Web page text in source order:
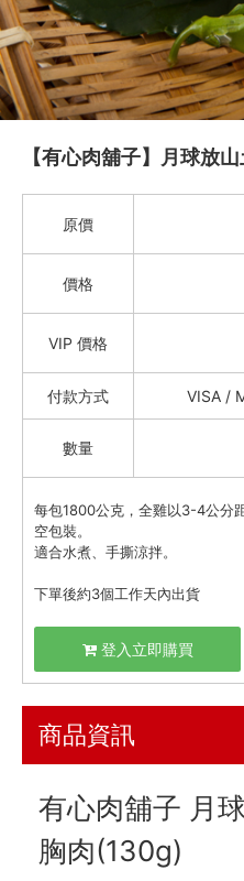
熟食 / 小吃 / 鮑魚罐
喝湯吃火鍋
久原本家 茅乃舎
冬鄉小廚
Green&Safe 火鍋高湯 / 火
小川漁屋
礦泉水 / 氣泡水
農產 / 乾貨
油鹽醬醋
頂級美食
餐廚好朋友
生活美學
🇯🇵 日本專區
最新飯團
Blog
會員服務
社群
【有心肉舖子】月球放
原價
價格
VIP 價格
付款方式 VISA /
數量
每包1800公克，全雞以3-4公分
空包裝。
適合水煮、手撕涼拌。
下單後約3個工作天內出貨
登入立即購買
商品資訊
有心肉舖子 月
胸肉(130g)